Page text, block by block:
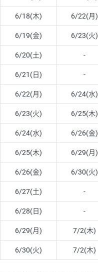
6/18(木) 6/22(月)
6/19(金) 6/23(火)
6/20(土) -
6/21(日) -
6/22(月) 6/24(水)
6/23(火) 6/25(木)
6/24(水) 6/26(金)
6/25(木) 6/29(月)
6/26(金) 6/30(火)
6/27(土) -
6/28(日) -
6/29(月) 7/2(木)
6/30(火) 7/2(木)